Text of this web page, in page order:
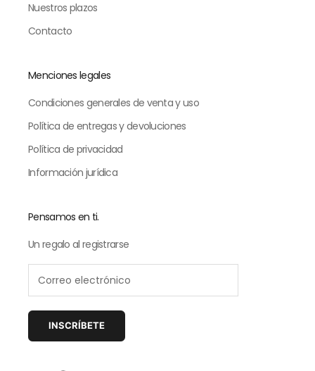
Nuestros plazos
Contacto
Menciones legales
Condiciones generales de venta y uso
Política de entregas y devoluciones
Política de privacidad
Información jurídica
Pensamos en ti.
Un regalo al registrarse
INSCRÍBETE